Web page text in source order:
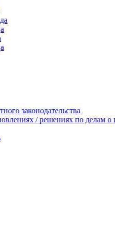
законодательства
/ решениях по